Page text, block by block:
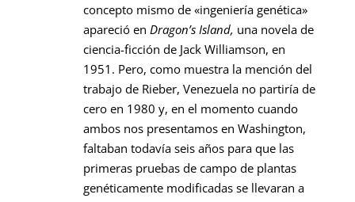
concepto mismo de «ingeniería genética»
apareció en Dragon’s Island, una novela de
ciencia-ficción de Jack Williamson, en
1951. Pero, como muestra la mención del
trabajo de Rieber, Venezuela no partiría de
cero en 1980 y, en el momento cuando
ambos nos presentamos en Washington,
faltaban todavía seis años para que las
primeras pruebas de campo de plantas
genéticamente modificadas se llevaran a